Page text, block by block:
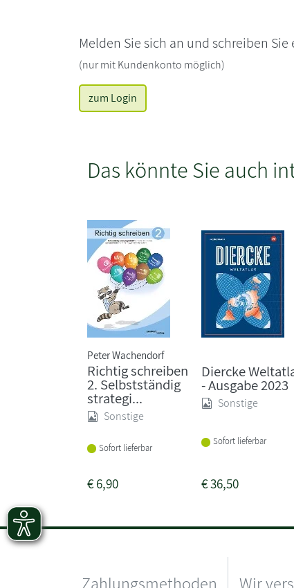
Melden Sie sich an und schreiben Sie
(nur mit Kundenkonto möglich)
zum Login
Das könnte Sie auch
Peter Wachendorf
Richtig schreiben
2. Selbstständig
strategi...
Sonstige
Sofort lieferbar
€6,90
Diercke
- Ausgabe 2023
Sonstige
Sofort lieferbar
€36,50
Zahlungsmethoden Wir